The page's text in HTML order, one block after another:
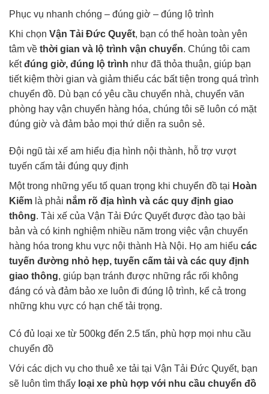
Phục vụ nhanh chóng – đúng giờ – đúng lộ trình
Khi chọn Vận Tải Đức Quyết, bạn có thể hoàn toàn yên
tâm về thời gian và lộ trình vận chuyển. Chúng tôi cam
kếtđúng giờ, đúng lộ trình như đã thỏa thuận, giúp bạn
tiết kiệm thời gian và giảm thiểu các bất tiện trong quá trình
chuyển đồ. Dù bạn có yêu cầu chuyển nhà, chuyển văn
phòng hay vận chuyển hàng hóa, chúng tôi sẽ luôn có mặt
đúng giờ và đảm bảo mọi thứ diễn ra suôn sẻ.
Đội ngũ tài xế am hiểu địa hình nội thành, hỗ trợ vượt
tuyến cấm tải đúng quy định
Một trong những yếu tố quan trọng khi chuyển đồ tại Hoàn
Kiếm là phải nắm rõ địa hình và các quy định giao
thông. Tài xế của Vận Tải Đức Quyết được đào tạo bài
bản và có kinh nghiệm nhiều năm trong việc vận chuyển
hàng hóa trong khu vực nội thành Hà Nội. Họ am hiểu các
tuyến đường nhỏ hẹp, tuyến cấm tải và các quy định
giao thông, giúp bạn tránh được những rắc rối không
đáng có và đảm bảo xe luôn đi đúng lộ trình, kể cả trong
những khu vực có hạn chế tải trọng.
Có đủ loại xe từ 500kg đến 2.5 tấn, phù hợp mọi nhu cầu
chuyển đồ
Với các dịch vụ cho thuê xe tải tại Vận Tải Đức Quyết, bạn
sẽ luôn tìm thấy loại xe phù hợp với nhu cầu chuyển đồ